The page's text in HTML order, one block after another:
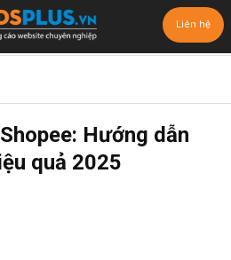
Liên hệ
Hướng dẫn
quả 2025